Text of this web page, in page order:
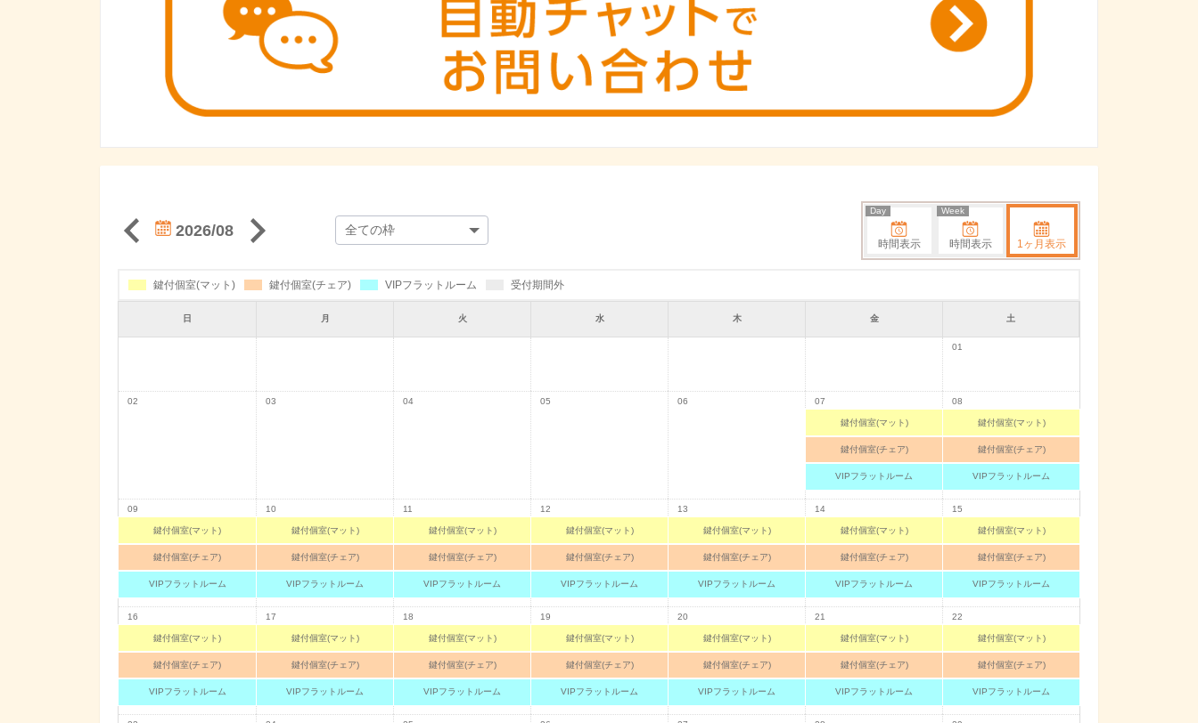
2026/08
時間表示
Day
時間表示
Week
1ヶ月表示
鍵付個室(マット) 鍵付個室(チェア) VIPフラットルーム 受付期間外
日 月 火 水 木 金 土
01
02 03 04 05 06 07
鍵付個室(マット)
鍵付個室(チェア)
VIPフラットルーム
08
鍵付個室(マット)
鍵付個室(チェア)
VIPフラットルーム
09
鍵付個室(マット)
鍵付個室(チェア)
VIPフラットルーム
10
鍵付個室(マット)
鍵付個室(チェア)
VIPフラットルーム
11
鍵付個室(マット)
鍵付個室(チェア)
VIPフラットルーム
12
鍵付個室(マット)
鍵付個室(チェア)
VIPフラットルーム
13
鍵付個室(マット)
鍵付個室(チェア)
VIPフラットルーム
14
鍵付個室(マット)
鍵付個室(チェア)
VIPフラットルーム
15
鍵付個室(マット)
鍵付個室(チェア)
VIPフラットルーム
16
鍵付個室(マット)
鍵付個室(チェア)
VIPフラットルーム
17
鍵付個室(マット)
鍵付個室(チェア)
VIPフラットルーム
18
鍵付個室(マット)
鍵付個室(チェア)
VIPフラットルーム
19
鍵付個室(マット)
鍵付個室(チェア)
VIPフラットルーム
20
鍵付個室(マット)
鍵付個室(チェア)
VIPフラットルーム
21
鍵付個室(マット)
鍵付個室(チェア)
VIPフラットルーム
22
鍵付個室(マット)
鍵付個室(チェア)
VIPフラットルーム